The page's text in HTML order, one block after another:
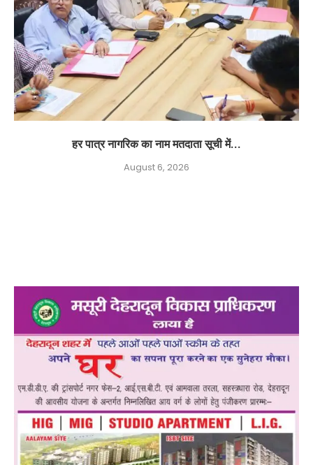
हर पात्र नागरिक का नाम मतदाता सूची में...
August 6, 2026